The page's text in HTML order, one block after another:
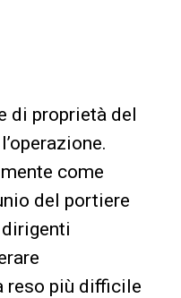
di proprietà del
come
del portiere
reso più difficile